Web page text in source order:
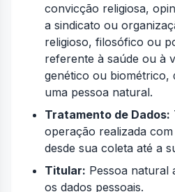
convicção religiosa,
a sindicato ou
religioso, filosófico ou
referente à saúde ou à
genético ou biométrico,
uma pessoa natural.
Tratamento de Dados:
operação realizada com
desde sua coleta até a
Titular: Pessoa natural
os dados pessoais.